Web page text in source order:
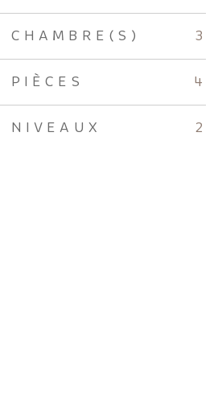
CHAMBRE(S) 3
PIÈCES 4
NIVEAUX 2